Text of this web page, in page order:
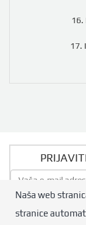
16.
17.
Naša web
stranice